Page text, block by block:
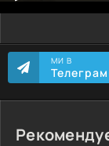
МИ В
Телеграм